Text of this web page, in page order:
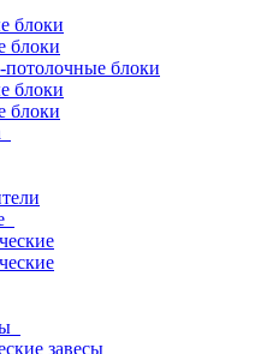
блоки
блоки
блоки
блоки
блоки
завесы